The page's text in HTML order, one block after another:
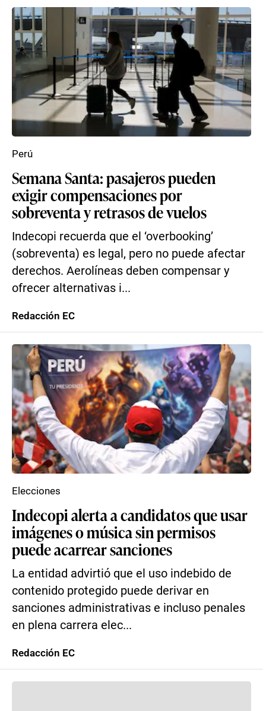
Semana Santa: pasajeros pueden
exigir compensaciones por
sobreventa y retrasos de vuelos
Indecopi recuerda que el ‘overbooking’
(sobreventa) es legal, pero no puede afectar
derechos. Aerolíneas deben compensar y
ofrecer alternativas i...
Perú
Redacción EC
Indecopi alerta a candidatos que usar
imágenes o música sin permisos
puede acarrear sanciones
La entidad advirtió que el uso indebido de
contenido protegido puede derivar en
sanciones administrativas e incluso penales
en plena carrera elec...
Elecciones
Redacción EC